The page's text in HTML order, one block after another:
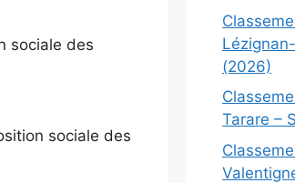
sociale des
sociale des
(2026)
Tarare –